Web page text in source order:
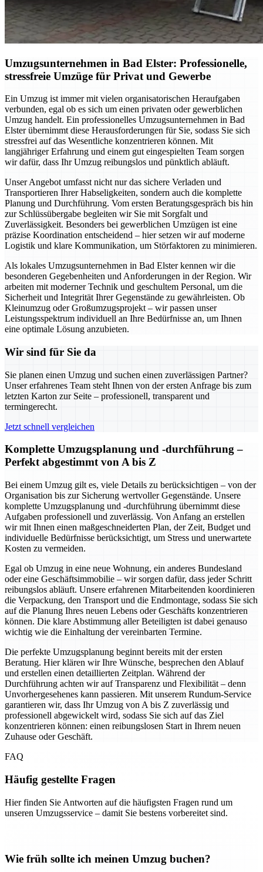
Umzugsunternehmen in Bad Elster: Professionelle,
stressfreie Umzüge für Privat und Gewerbe
Ein Umzug ist immer mit vielen organisatorischen Heraufgaben
verbunden, egal ob es sich um einen privaten oder gewerblichen
Umzug handelt. Ein professionelles Umzugsunternehmen in Bad
Elster übernimmt diese Herausforderungen für Sie, sodass Sie sich
stressfrei auf das Wesentliche konzentrieren können. Mit
langjähriger Erfahrung und einem gut eingespielten Team sorgen
wir dafür, dass Ihr Umzug reibungslos und pünktlich abläuft.
Unser Angebot umfasst nicht nur das sichere Verladen und
Transportieren Ihrer Habseligkeiten, sondern auch die komplette
Planung und Durchführung. Vom ersten Beratungsgespräch bis hin
zur Schlüssübergabe begleiten wir Sie mit Sorgfalt und
Zuverlässigkeit. Besonders bei gewerblichen Umzügen ist eine
präzise Koordination entscheidend – hier setzen wir auf moderne
Logistik und klare Kommunikation, um Störfaktoren zu minimieren.
Als lokales Umzugsunternehmen in Bad Elster kennen wir die
besonderen Gegebenheiten und Anforderungen in der Region. Wir
arbeiten mit moderner Technik und geschultem Personal, um die
Sicherheit und Integrität Ihrer Gegenstände zu gewährleisten. Ob
Kleinumzug oder Großumzugsprojekt – wir passen unser
Leistungsspektrum individuell an Ihre Bedürfnisse an, um Ihnen
eine optimale Lösung anzubieten.
Wir sind für Sie da
Sie planen einen Umzug und suchen einen zuverlässigen Partner?
Unser erfahrenes Team steht Ihnen von der ersten Anfrage bis zum
letzten Karton zur Seite – professionell, transparent und
termingerecht.
Jetzt schnell vergleichen
Komplette Umzugsplanung und -durchführung –
Perfekt abgestimmt von A bis Z
Bei einem Umzug gilt es, viele Details zu berücksichtigen – von der
Organisation bis zur Sicherung wertvoller Gegenstände. Unsere
komplette Umzugsplanung und -durchführung übernimmt diese
Aufgaben professionell und zuverlässig. Von Anfang an erstellen
wir mit Ihnen einen maßgeschneiderten Plan, der Zeit, Budget und
individuelle Bedürfnisse berücksichtigt, um Stress und unerwartete
Kosten zu vermeiden.
Egal ob Umzug in eine neue Wohnung, ein anderes Bundesland
oder eine Geschäftsimmobilie – wir sorgen dafür, dass jeder Schritt
reibungslos abläuft. Unsere erfahrenen Mitarbeitenden koordinieren
die Verpackung, den Transport und die Endmontage, sodass Sie sich
auf die Planung Ihres neuen Lebens oder Geschäfts konzentrieren
können. Die klare Abstimmung aller Beteiligten ist dabei genauso
wichtig wie die Einhaltung der vereinbarten Termine.
Die perfekte Umzugsplanung beginnt bereits mit der ersten
Beratung. Hier klären wir Ihre Wünsche, besprechen den Ablauf
und erstellen einen detaillierten Zeitplan. Während der
Durchführung achten wir auf Transparenz und Flexibilität – denn
Unvorhergesehenes kann passieren. Mit unserem Rundum-Service
garantieren wir, dass Ihr Umzug von A bis Z zuverlässig und
professionell abgewickelt wird, sodass Sie sich auf das Ziel
konzentrieren können: einen reibungslosen Start in Ihrem neuen
Zuhause oder Geschäft.
FAQ
Häufig gestellte Fragen
Hier finden Sie Antworten auf die häufigsten Fragen rund um
unseren Umzugsservice – damit Sie bestens vorbereitet sind.
Wie früh sollte ich meinen Umzug buchen?